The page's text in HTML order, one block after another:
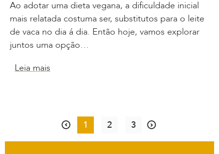
Ao adotar uma dieta vegana, a dificuldade inicial
mais relatada costuma ser, substitutos para o leite
de vaca no dia á dia. Então hoje, vamos explorar
juntos uma opção…
Leia mais
1 2 3